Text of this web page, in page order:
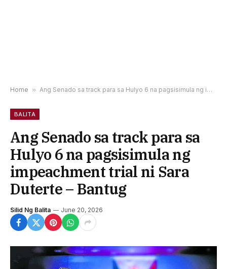
Home » Ang Senado sa track para sa Hulyo 6 na pagsisimula ng impeachment trial ni Sara Duterte – Bantug
BALITA
Ang Senado sa track para sa
Hulyo 6 na pagsisimula ng
impeachment trial ni Sara
Duterte – Bantug
Silid Ng Balita June 20, 2026